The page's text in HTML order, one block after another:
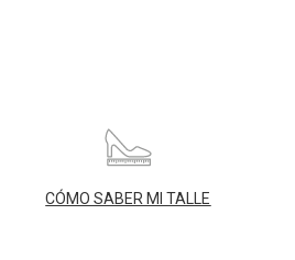
CÓMO SABER MI TALLE